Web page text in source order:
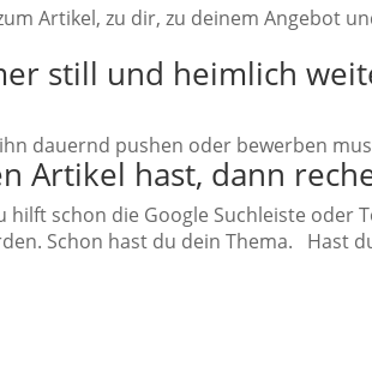
Artikel, zu dir, zu deinem Angebot
still und heimlich
dauernd pushen oder bewerben
Artikel hast, dann
schon die Google Suchleiste
Schon hast du dein Thema. Hast